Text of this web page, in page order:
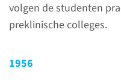
volgen de studenten
preklinische colleges.
1956